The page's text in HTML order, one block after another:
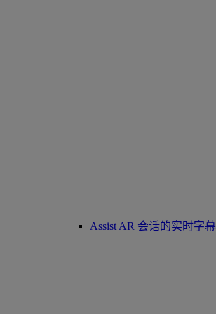
Assist AR 会话的实时字幕